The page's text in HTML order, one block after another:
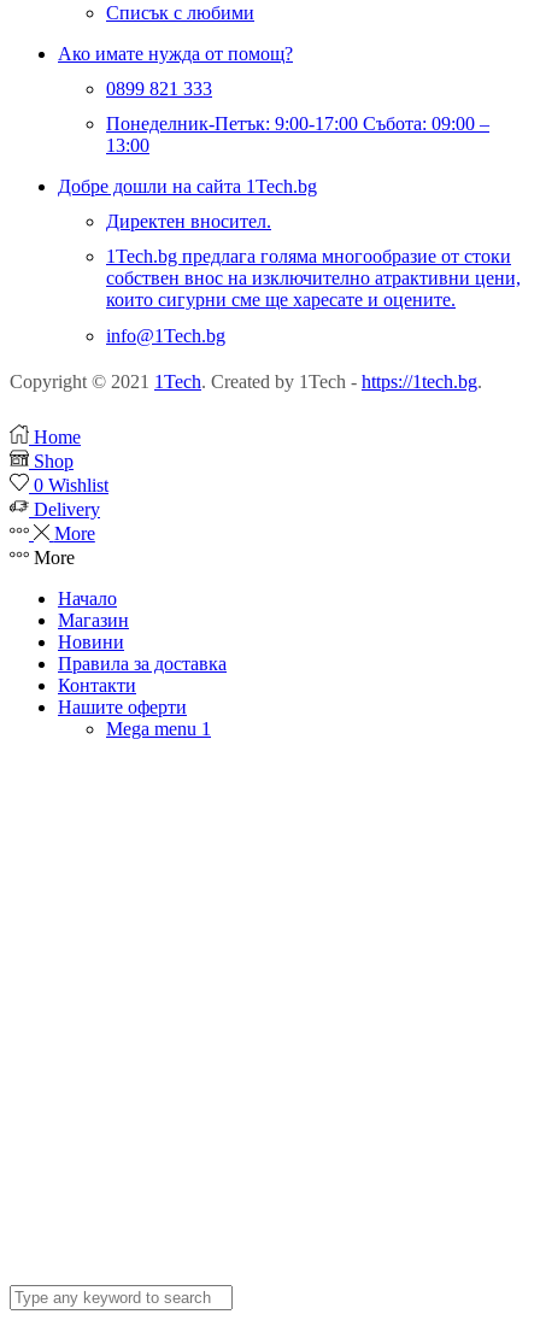
Списък с любими
Ако имате нужда от помощ?
0899 821 333
Понеделник-Петък: 9:00-17:00 Събота: 09:00 –
13:00
Добре дошли на сайта 1Tech.bg
Директен вносител.
1Tech.bg предлага голяма многообразие от стоки
собствен внос на изключително атрактивни цени,
които сигурни сме ще харесате и оцените.
info@1Tech.bg
Copyright © 2021 1Tech. Created by 1Tech - https://1tech.bg.
Home
Shop
0 Wishlist
Delivery
More
More
Начало
Магазин
Новини
Правила за доставка
Контакти
Нашите оферти
Mega menu 1